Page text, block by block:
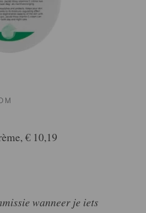
€ 10,19
wanneer je iets